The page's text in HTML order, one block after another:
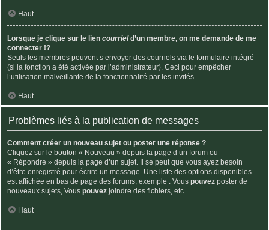
Haut
Lorsque je clique sur le lien courrield’un membre, on me demande de me
connecter !?
Seuls les membres peuvent s’envoyer des courriels via le formulaire intégré
(si la fonction a été activée par l’administrateur). Ceci pour empêcher
l’utilisation malveillante de la fonctionnalité par les invités.
Haut
Problèmes liés à la publication de messages
Comment créer un nouveau sujet ou poster une réponse ?
Cliquez sur le bouton « Nouveau » depuis la page d’un forum ou
« Répondre » depuis la page d’un sujet. Il se peut que vous ayez besoin
d’être enregistré pour écrire un message. Une liste des options disponibles
est affichée en bas de page des forums, exemple : Vous pouvez poster de
nouveaux sujets, Vous pouvez joindre des fichiers, etc.
Haut